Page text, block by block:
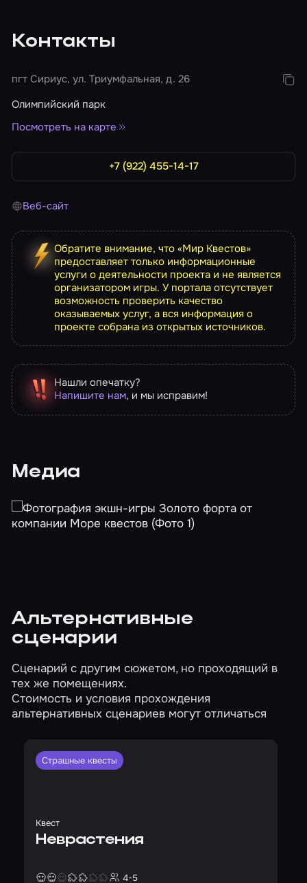
Контакты
пгт Сириус, ул. Триумфальная, д. 26
Олимпийский парк
Посмотреть на карте
+7 (922) 455-14-17
Веб-сайт
Обратите внимание, что «Мир Квестов»
предоставляет только информационные
услуги о деятельности проекта и не является
организатором игры. У портала отсутствует
возможность проверить качество
оказываемых услуг, а вся информация о
проекте собрана из открытых источников.
Нашли опечатку?
Напишите нам, и мы исправим!
Медиа
Альтернативные
сценарии
Сценарий с другим сюжетом, но проходящий в
тех же помещениях.
Стоимость и условия прохождения
альтернативных сценариев могут отличаться
Страшные квесты
Квест
Неврастения
4-5